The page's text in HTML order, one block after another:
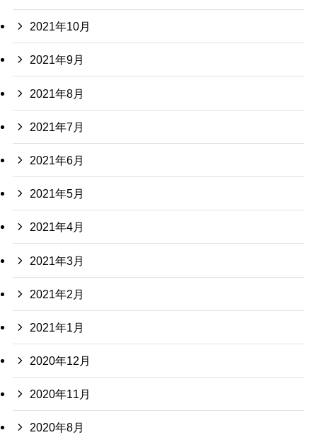
2021年10月
2021年9月
2021年8月
2021年7月
2021年6月
2021年5月
2021年4月
2021年3月
2021年2月
2021年1月
2020年12月
2020年11月
2020年8月